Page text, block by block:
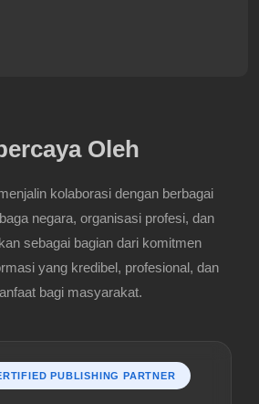
Oleh
kolaborasi dengan berbagai
negara, organisasi profesi, dan
sebagai bagian dari komitmen
yang kredibel, profesional, dan
bagi masyarakat.
PUBLISHING PARTNER